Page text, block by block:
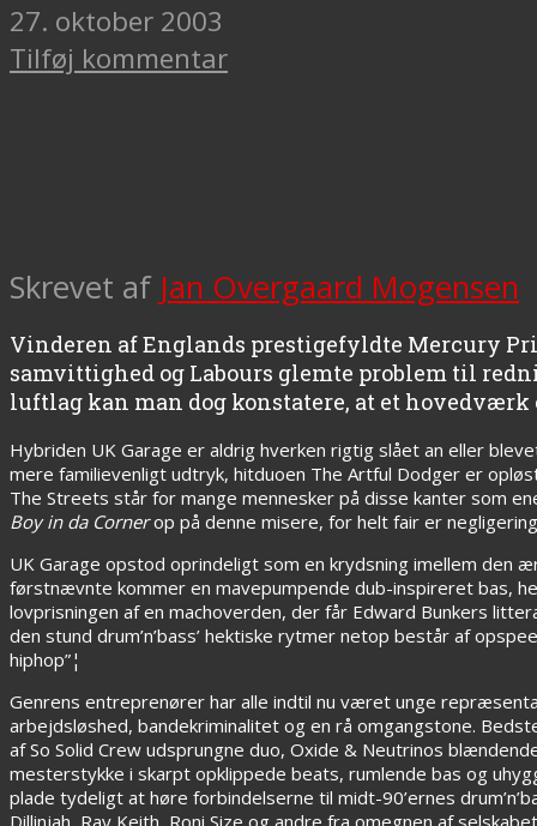
27. oktober 2003
Tilføj kommentar
Skrevet af Jan Overgaard Mogensen
Vinderen af Englands prestigefyldte Mercury
samvittighed og Labours glemte problem til
luftlag kan man dog konstatere, at et hovedværk
Hybriden UK Garage er aldrig hverken rigtig slået an eller
mere familievenligt udtryk, hitduoen The Artful Dodger er
The Streets står for mange mennesker på disse kanter som
Boy in da Cornerop på denne misere, for helt fair er
UK Garage opstod oprindeligt som en krydsning imellem den
førstnævnte kommer en mavepumpende dub-inspireret bas,
lovprisningen af en machoverden, der får Edward Bunkers
den stund drum’n’bass’ hektiske rytmer netop består af
hiphop”¦
Genrens entreprenører har alle indtil nu været unge
arbejdsløshed, bandekriminalitet og en rå omgangstone.
af So Solid Crew udsprungne duo, Oxide & Neutrinos
mesterstykke i skarpt opklippede beats, rumlende bas og
plade tydeligt at høre forbindelserne til midt-90’ernes
Dillinjah, Ray Keith, Roni Size og andre fra omegnen af